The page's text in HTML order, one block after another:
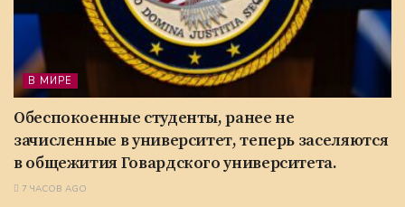
В МИРЕ
Обеспокоенные студенты, ранее не
зачисленные в университет, теперь заселяются
в общежития Говардского университета.
7 ЧАСОВ AGO